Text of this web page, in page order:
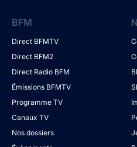
BFM
Direct BFMTV
Direct BFM2
Direct Radio BFM
Émissions BFMTV
Programme TV
Canaux TV
Nos dossiers